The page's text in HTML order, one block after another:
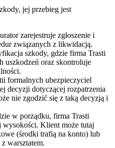
jej przebieg jest
zarejestruje zgłoszenie i
związanych z likwidacją.
szkody, gdzie firma Trasti
uszkodzeń oraz skontroluje
formalnych ubezpieczyciel
decyzji dotyczącej rozpatrzenia
nie zgodzić się z taką decyzją i
w porządku, firma Trasti
wysokości. Klient może tutaj
(środki trafią na konto) lub
warsztatem.